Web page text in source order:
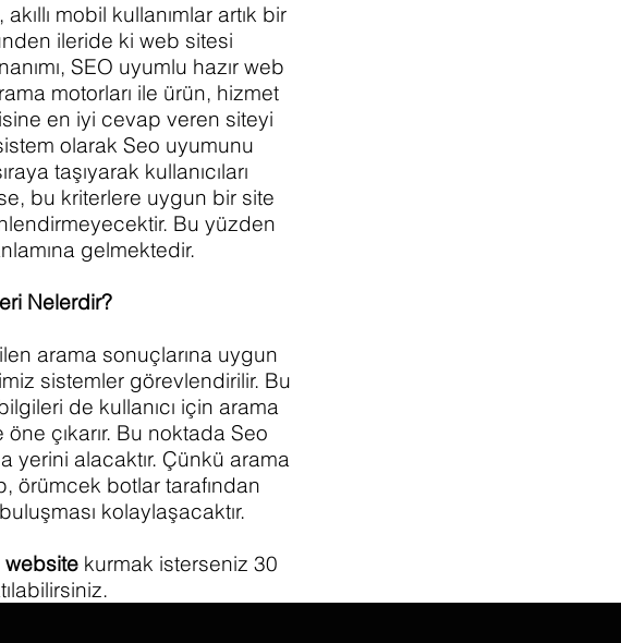
mobil kullanımlar artık bir
ileride ki web sitesi
SEO uyumlu hazır web
motorları ile ürün, hizmet
en iyi cevap veren siteyi
olarak Seo uyumunu
taşıyarak kullanıcıları
bu kriterlere uygun bir site
Bu yüzden
gelmektedir.
Nelerdir?
arama sonuçlarına uygun
sistemler görevlendirilir. Bu
de kullanıcı için arama
çıkarır. Bu noktada Seo
yerini alacaktır. Çünkü arama
örümcek botlar tarafından
kolaylaşacaktır.
website kurmak isterseniz 30
katılabilirsiniz.